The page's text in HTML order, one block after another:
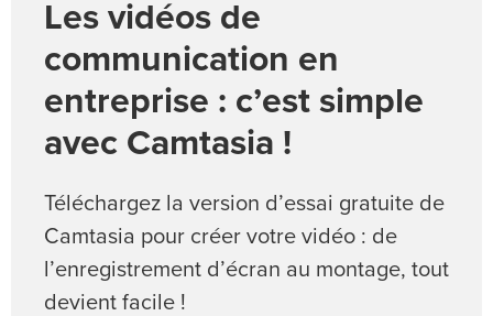
Les vidéos de
communication en
entreprise : c’est simple
avec Camtasia !
Téléchargez la version d’essai gratuite de
Camtasia pour créer votre vidéo : de
l’enregistrement d’écran au montage, tout
devient facile !